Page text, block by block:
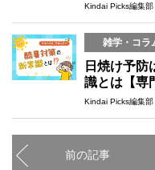
Kindai Picks編集
雑学・コラ
日焼け予防
識とは【専
Kindai Picks編集
前の記事